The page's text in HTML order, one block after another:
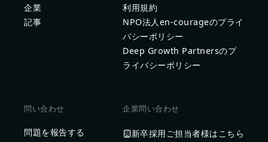
企業
記事
利用規約
NPO法人en-courageのプライ
バシーポリシー
Deep Growth Partnersのプ
ライバシーポリシー
問い合わせ
問題を報告する
企業問い合わせ
新卒採用ご担当者様はこちら